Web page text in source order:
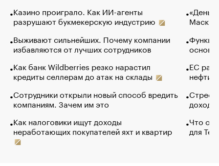
Казино проиграло. Как ИИ-агенты
разрушают букмекерскую индустрию
Выживают сильнейших. Почему компании
избавляются от лучших сотрудников
Как банк Wildberries резко нарастил
кредиты селлерам до атак на склады
Сотрудники открыли новый способ вредить
компаниям. Зачем им это
Как налоговики ищут доходы
неработающих покупателей яхт и квартир
Маск в
основ
ЕС
нефти
Что
для